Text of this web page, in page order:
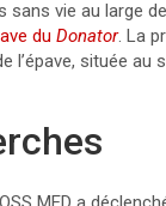
vie au large
du Donator. La
située au